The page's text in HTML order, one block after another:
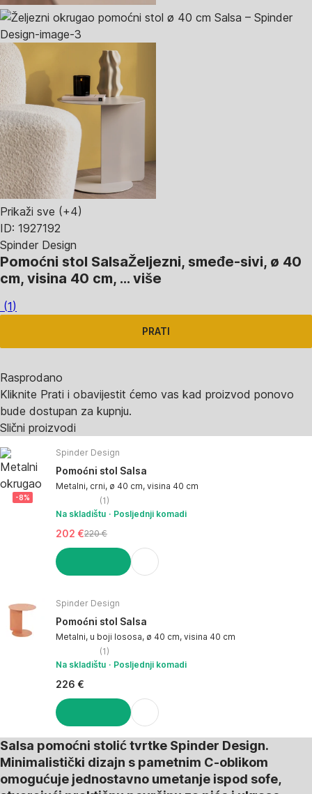
Prikaži sve (+4)
ID: 1927192
Spinder Design
Pomoćni stol SalsaŽeljezni, smeđe-sivi, ø 40
cm, visina 40 cm, … više
(1)
PRATI
Rasprodano
Kliknite Prati i obavijestit ćemo vas kad proizvod ponovo
bude dostupan za kupnju.
Slični proizvodi
-8%
Spinder Design
Pomoćni stol Salsa
Metalni, crni, ø 40 cm, visina 40 cm
(1 )
Na skladištu
Posljednji komadi
202 €220 €
Spinder Design
Pomoćni stol Salsa
Metalni, u boji lososa, ø 40 cm, visina 40 cm
(1 )
Na skladištu
Posljednji komadi
226 €
Salsa pomoćni stolić tvrtke Spinder Design.
Minimalistički dizajn s pametnim C-oblikom
omogućuje jednostavno umetanje ispod sofe,